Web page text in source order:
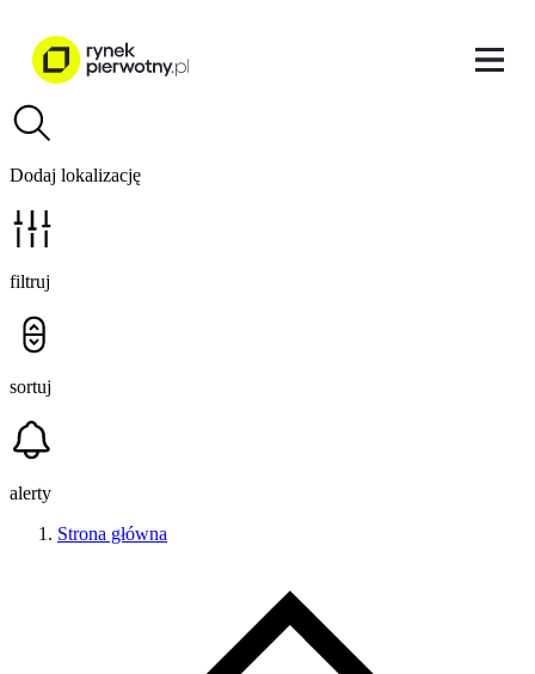
Dodaj lokalizację
filtruj
sortuj
alerty
Strona główna